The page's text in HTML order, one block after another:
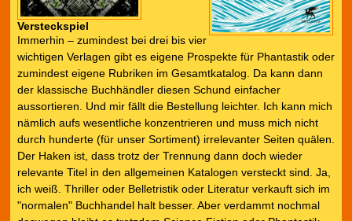
Versteckspiel
Immerhin – zumindest bei drei bis vier
wichtigen Verlagen gibt es eigene Prospekte für Phantastik oder
zumindest eigene Rubriken im Gesamtkatalog. Da kann dann
der klassische Buchhändler diesen Schund einfacher
aussortieren. Und mir fällt die Bestellung leichter. Ich kann mich
nämlich aufs wesentliche konzentrieren und muss mich nicht
durch hunderte (für unser Sortiment) irrelevanter Seiten quälen.
Der Haken ist, dass trotz der Trennung dann doch wieder
relevante Titel in den allgemeinen Katalogen versteckt sind. Ja,
ich weiß. Thriller oder Belletristik oder Literatur verkauft sich im
"normalen" Buchhandel halt besser. Aber verdammt nochmal